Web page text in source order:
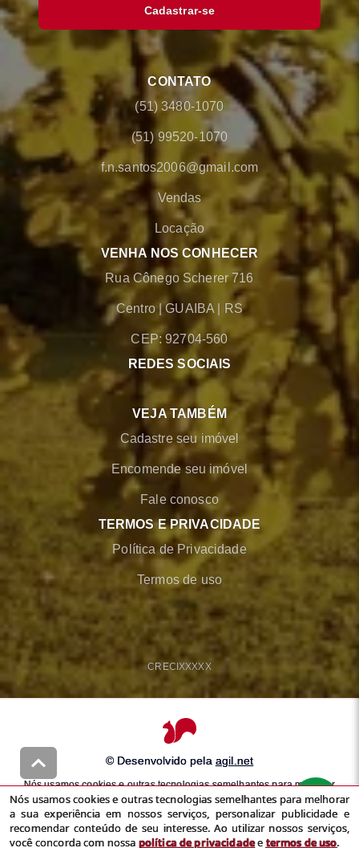
Cadastrar-se
CONTATO
(51) 3480-1070
(51) 99520-1070
f.n.santos2006@gmail.com
Vendas
Locação
VENHA NOS CONHECER
Rua Cônego Scherer 716
Centro |GUAIBA RS
CEP: 92704-560
REDES SOCIAIS
VEJA TAMBÉM
Cadastre seu imóvel
Encomende seu imóvel
Fale conosco
TERMOS E PRIVACIDADE
Política de Privacidade
Termos de uso
CRECIXXXXX
© Desenvolvido pela agil.net
Nós usamos cookies e outras tecnologias semelhantes para melhorar
a sua experiência em nossos serviços, personalizar publicidade e
recomendar conteúdo de seu interesse. Ao utilizar nossos serviços,
você concorda com nossapolítica de privacidadeetermos de uso
Nós usamos cookies e outras tecnologias semelhantes para melhorar
a sua experiência em nossos serviços, personalizar publicidade e
recomendar conteúdo de seu interesse. Ao utilizar nossos serviços,
você concorda com nossa política de privacidadeetermos de uso.